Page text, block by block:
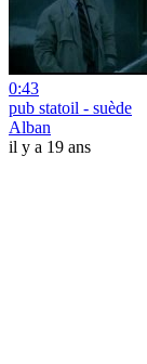
0:43
pub statoil - suède
Alban
il y a 19 ans